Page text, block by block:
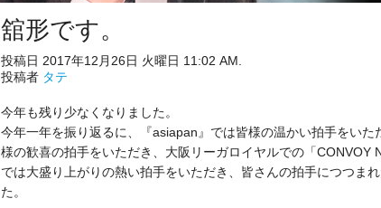
舘形です。
投稿日 2017年12月26日 火曜日 11:02 AM.
投稿者 タテ
今年も残り少なくなりました。
今年一年を振り返るに、『asiapan』では皆様の温かい拍手をいた
様の歓喜の拍手をいただき、大阪リーガロイヤルでの「CONVOY
では大盛り上がりの熱い拍手をいただき、皆さんの拍手につつま
た。